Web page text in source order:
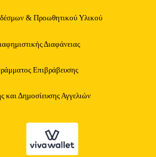
& Προωθητικού Υλικού
Διαφάνειας
Επιβράβευσης
και Δημοσίευσης Αγγελιών